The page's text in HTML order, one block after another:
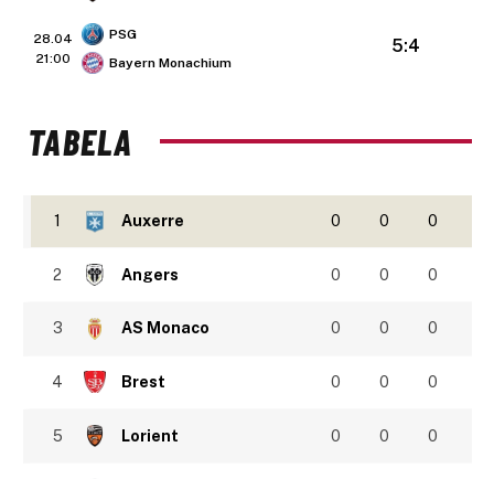
28.04
21:00
PSG
Bayern Monachium
5:4
TABELA
1 Auxerre 0 0 0
2 Angers 0 0 0
3 AS Monaco 0 0 0
4 Brest 0 0 0
5 Lorient 0 0 0